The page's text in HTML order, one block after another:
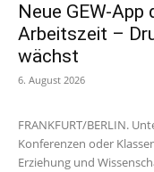
Neue GEW-
Arbeitszeit –
wächst
6. August 2026
FRANKFURT/BERLIN.
Konferenzen oder
Erziehung und